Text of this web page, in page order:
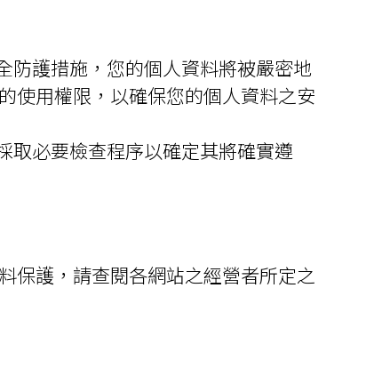
防護措施，您的個人資料將被嚴密地
使用權限，以確保您的個人資料之安
取必要檢查程序以確定其將確實遵
保護，請查閱各網站之經營者所定之